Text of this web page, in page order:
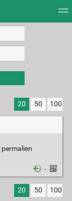
20 50 100
permalien
·
20 50 100